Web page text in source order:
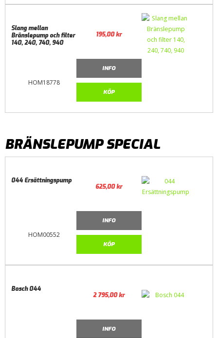
HOM18778
Slang mellan
Bränslepump och filter
140, 240, 740, 940
195,00kr
INFO
KÖP
BRÄNSLEPUMP SPECIAL
HOM00552
044 Ersättningspump
625,00kr
INFO
KÖP
Bosch 044
2 795,00kr
INFO